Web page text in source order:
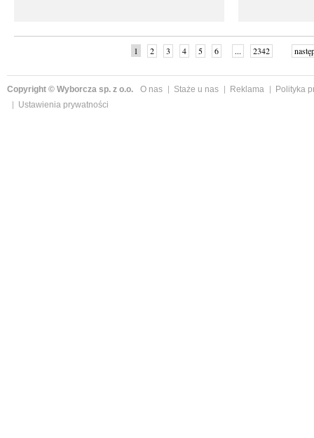
1 2 3 4 5 6 ... 2342
Copyright © Wyborcza sp. z o.o. O nas Staże u nas Reklama
Polityka
Ustawienia prywatności